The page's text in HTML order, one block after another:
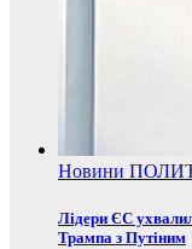
Новини
Лідери ЄС
Трампа з Путіним